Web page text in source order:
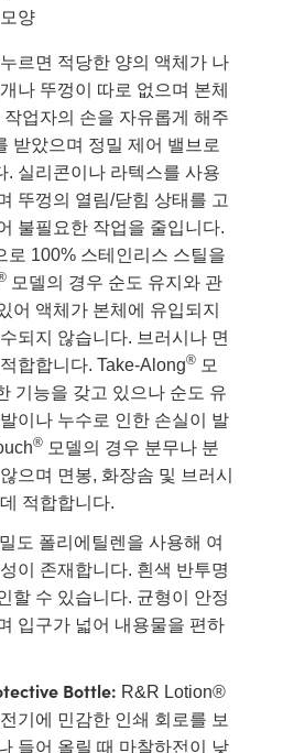
양
르면 적당한 양의 액체가 나
나 뚜껑이 따로 없으며 본체
업자의 손을 자유롭게 해주
받았으며 정밀 제어 밸브로
. 실리콘이나 라텍스를 사용
뚜껑의 열림/닫힘 상태를 고
불필요한 작업을 줄입니다.
로 100% 스테인리스 스틸을
모델의 경우 순도 유지와 관
어 액체가 본체에 유입되지
되지 않습니다. 브러시나 면
합합니다. Take-Along® 모
기능을 갖고 있으나 순도 유
이나 누수로 인한 손실이 발
® 모델의 경우 분무나 분
으며 면봉, 화장솜 및 브러시
적합합니다.
도 폴리에틸렌을 사용해 여
이 존재합니다. 흰색 반투명
할 수 있습니다. 균형이 안정
입구가 넓어 내용물을 편하
Bottle: R&R Lotion®
기에 민감한 인쇄 회로를 보
들어 올릴 때 마찰하전이 낮